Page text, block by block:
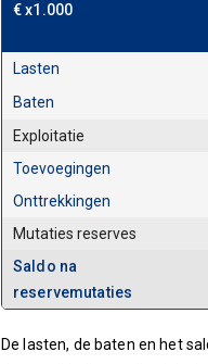
€ x1.000
Lasten
Baten
Exploitatie
Toevoegingen
Onttrekkingen
Mutaties reserves
Saldo na
reservemutaties
De lasten, de baten en het